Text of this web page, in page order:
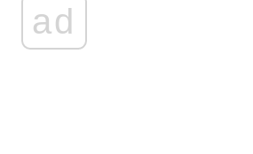
ad